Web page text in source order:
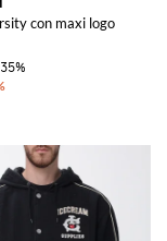
con maxi logo